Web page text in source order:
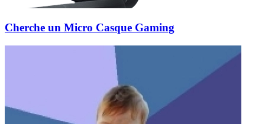
Cherche un Micro Casque Gaming